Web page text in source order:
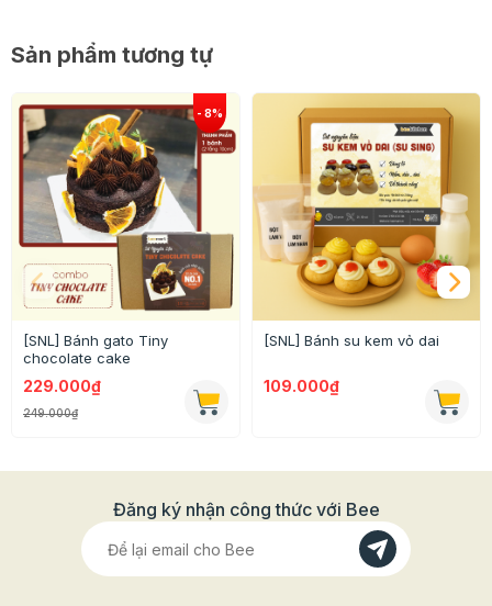
bạn chỉ cần làm đúng theo công thức, chắc chắn sẽ
thành công dù là người mới bắt đầu học pha đồ uống
đó.
Đặc biệt, mua bộ Combo chè khúc bạch này sẽ giúp
bạn tiết kiệm được rất nhiều chi phí hơn so với mua lẻ
từng nguyên liệu đó.
GIÁ TỐT HƠN - TIỆN LỢI HƠN là tất cả những gì
Beemart muốn mang tới tất cả khách hàng.
Sản phẩm tương tự
[SNL] Bánh gato Tiny
chocolate cake
229.000₫
249.000₫
[SNL] Bánh su kem vỏ dai
109.000₫
Đăng ký nhận công thức với Bee